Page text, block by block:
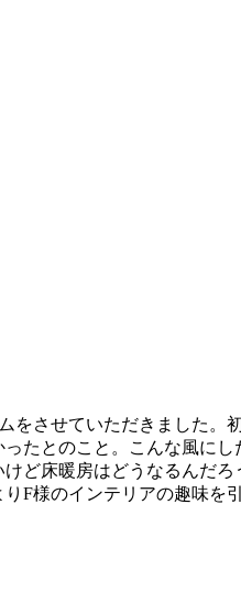
させていただきました
たとのこと。こんな風に
ど床暖房はどうなるんだ
様のインテリアの趣味を